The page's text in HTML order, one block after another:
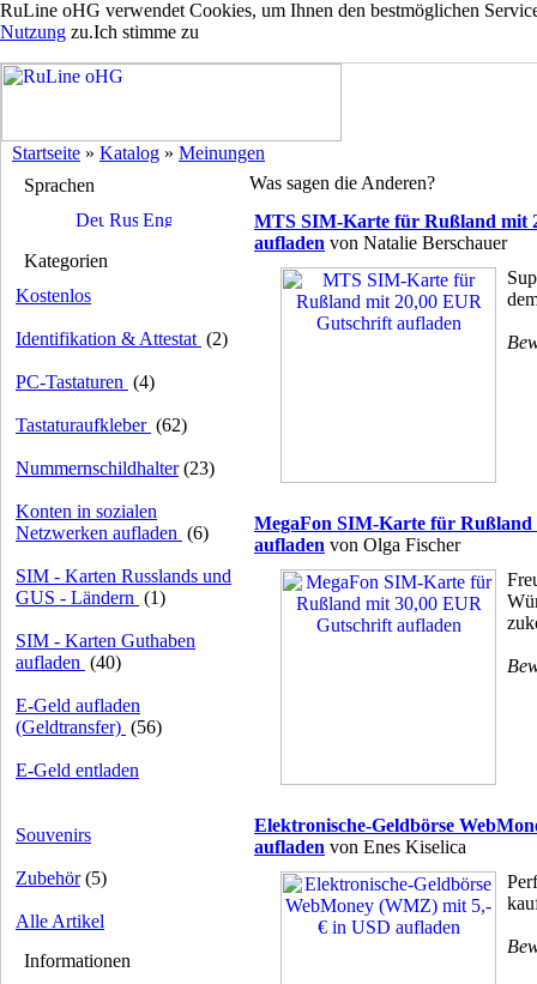
RuLine oHG verwendet Cookies, um Ihnen den bestmöglichen
Nutzung zu.Ich stimme zu
Startseite » Katalog » Meinungen
Sprachen
Kategorien
Kostenlos
Identifikation & Attestat (2)
PC-Tastaturen (4)
Tastaturaufkleber (62)
Nummernschildhalter(23)
Konten in sozialen
Netzwerken aufladen (6)
SIM - Karten Russlands und
GUS - Ländern (1)
SIM - Karten Guthaben
aufladen (40)
E-Geld aufladen
(Geldtransfer) (56)
E-Geld entladen
Souvenirs
Zubehör(5)
Alle Artikel
Informationen
Was sagen die Anderen?
MTS SIM-Karte für Rußland mit
aufladen von Natalie Berschauer
MegaFon SIM-Karte für
aufladen von Olga Fischer
Elektronische-Geldbörse
aufladen von Enes Kiselica